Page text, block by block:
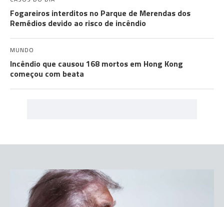
Fogareiros interditos no Parque de Merendas dos
Remédios devido ao risco de incêndio
MUNDO
Incêndio que causou 168 mortos em Hong Kong
começou com beata